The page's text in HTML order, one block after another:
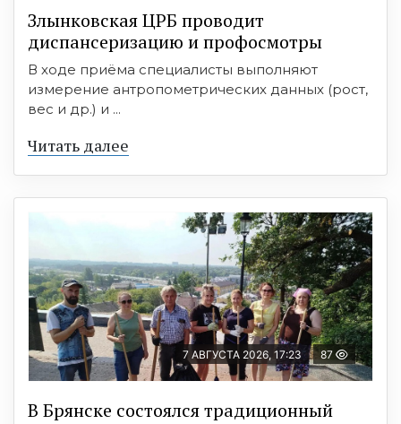
Злынковская ЦРБ проводит
диспансеризацию и профосмотры
В ходе приёма специалисты выполняют
измерение антропометрических данных (рост,
вес и др.) и ...
Читать далее
7 АВГУСТА 2026, 17:23 87
В Брянске состоялся традиционный